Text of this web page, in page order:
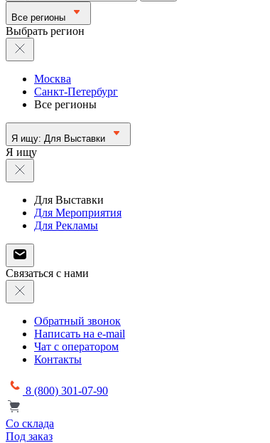
Все регионы
Выбрать регион
Москва
Санкт-Петербург
Все регионы
Я ищу: Для Выставки
Я ищу
Для Выставки
Для Мероприятия
Для Рекламы
Связаться с нами
Обратный звонок
Написать на e-mail
Чат с оператором
Контакты
8 (800) 301-07-90
Со склада
Под заказ